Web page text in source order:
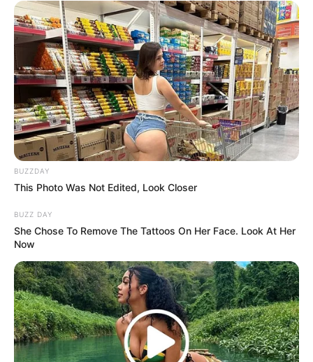
LIHAT ARTIKEL LAINNYA
Laras Kinanda Megan Domani
BUZZDAY
This Photo Was Not Edited, Look Closer
BUZZ DAY
She Chose To Remove The Tattoos On Her Face. Look At Her
Now